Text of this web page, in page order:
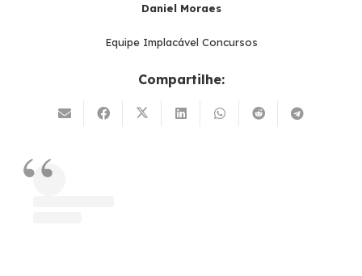
Daniel Moraes
Equipe Implacável Concursos
Compartilhe: